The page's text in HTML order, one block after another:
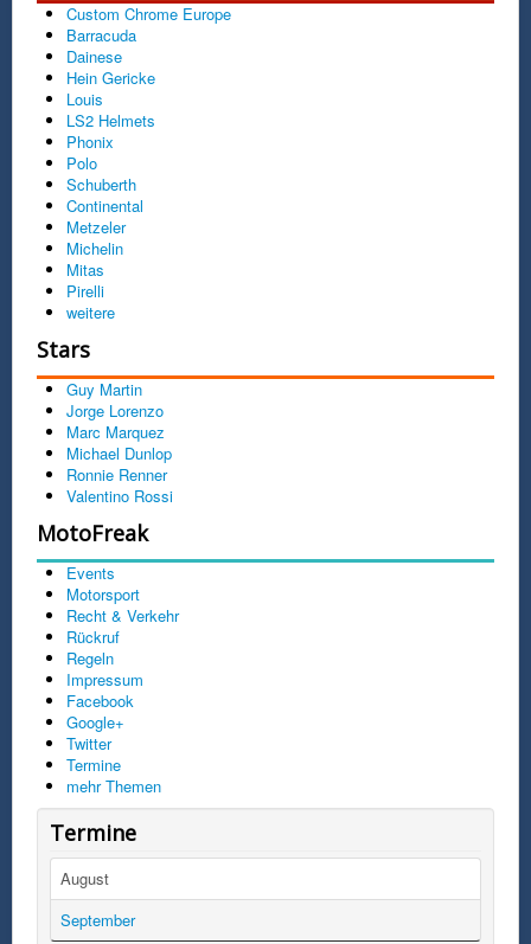
Custom Chrome Europe
Barracuda
Dainese
Hein Gericke
Louis
LS2 Helmets
Phonix
Polo
Schuberth
Continental
Metzeler
Michelin
Mitas
Pirelli
weitere
Stars
Guy Martin
Jorge Lorenzo
Marc Marquez
Michael Dunlop
Ronnie Renner
Valentino Rossi
MotoFreak
Events
Motorsport
Recht & Verkehr
Rückruf
Regeln
Impressum
Facebook
Google+
Twitter
Termine
mehr Themen
Termine
August
September